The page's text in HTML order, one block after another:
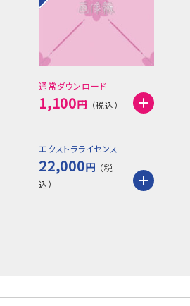
通常ダウンロード
1,100円
エクストラライセンス
22,000円